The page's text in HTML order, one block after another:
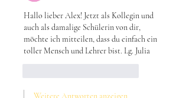
Hallo lieber Alex! Jetzt als Kollegin und
auch als damalige Schülerin von dir,
möchte ich mitteilen, dass du einfach ein
toller Mensch und Lehrer bist. Lg. Julia
Weitere Antworten anzeigen